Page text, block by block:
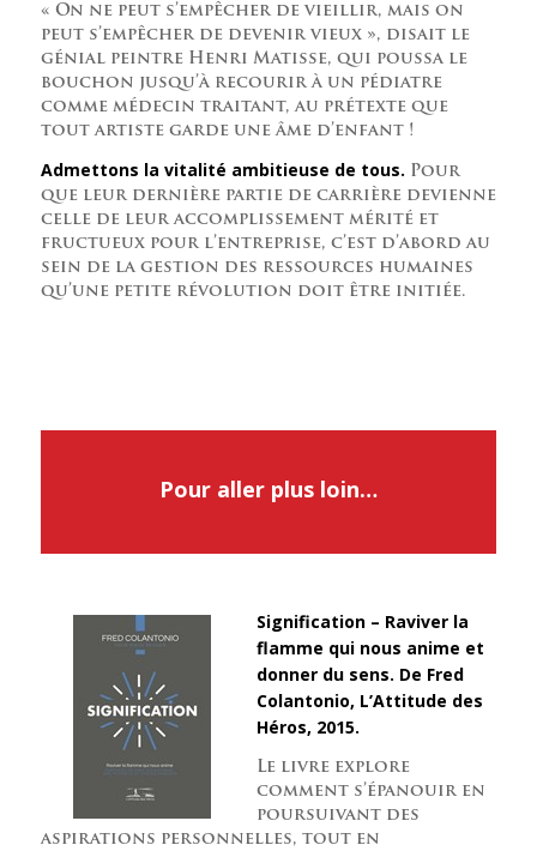
« On ne peut s’empêcher de vieillir, mais on
peut s’empêcher de devenir vieux », disait le
génial peintre Henri Matisse, qui poussa le
bouchon jusqu’à recourir à un pédiatre
comme médecin traitant, au prétexte que
tout artiste garde une âme d’enfant !
Admettons la vitalité ambitieuse de tous. Pour
que leur dernière partie de carrière devienne
celle de leur accomplissement mérité et
fructueux pour l’entreprise, c’est d’abord au
sein de la gestion des ressources humaines
qu’une petite révolution doit être initiée.
Pour aller plus loin…
Signification – Raviver la
flamme qui nous anime et
donner du sens. De Fred
Colantonio, L’Attitude des
Héros, 2015.
Le livre explore
comment s’épanouir en
poursuivant des
aspirations personnelles, tout en